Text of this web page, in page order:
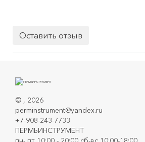
Оставить отзыв
© , 2026
perminstrument@yandex.ru
+7-908-243-7733
ПЕРМЬИНСТРУМЕНТ